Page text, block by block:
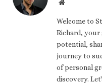
Website
Welcome to
Richard, your
potential,
journey to
of personal
discovery.